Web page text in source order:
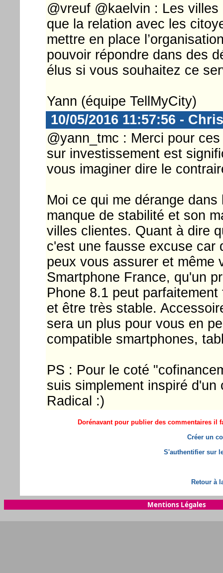
@vreuf @kaelvin : Les
que la relation avec les
mettre en place
pouvoir répondre dans des
élus si vous souhaitez ce
Yann (équipe TellMyCity)
10/05/2016 11:57:56 -
@yann_tmc : Merci pour
sur investissement est
vous imaginer dire le
Moi ce qui me dérange
manque de stabilité et son
villes clientes. Quant à dire
c'est une fausse excuse car
peux vous assurer et même
Smartphone France, qu'un
Phone 8.1 peut
et être très stable.
sera un plus pour vous en
compatible smartphones,
PS : Pour le coté
suis simplement inspiré
Radical :)
Dorénavant pour publier des commentaires il
Créer un
S'authentifier sur
Retour à
Mentions Légales